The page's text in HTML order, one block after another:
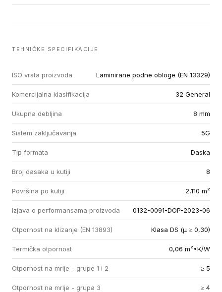
TEHNIČKE SPECIFIKACIJE
ISO vrsta proizvoda Laminirane podne obloge (EN 13329)
Komercijalna klasifikacija 32 General
Ukupna debljina 8 mm
Sistem zaključavanja 5G
Tip formata Daska
Broj dasaka u kutiji 8
Površina po kutiji 2,110 m²
Izjava o performansama proizvoda 0132-0091-DOP-2023-06
Otpornost na klizanje (EN 13893) Klasa DS (µ ≥ 0,30)
Termička otpornost 0,06 m²•K/W
Otpornost na mrlje - grupe 1 i 2 ≥ 5
Otpornost na mrlje - grupa 3 ≥ 4